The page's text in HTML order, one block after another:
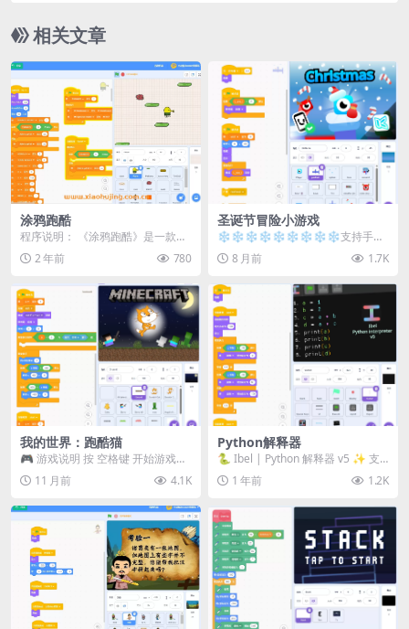
相关文章
涂鸦跑酷
程序说明： 《涂鸦跑酷》是一款使
用Scratch平台制作的小游戏。在游
戏中，玩家...
2 年前 780
圣诞节冒险小游戏
❄️❄️❄️❄️❄️❄️❄️❄️❄️支持手机
游玩 ✅ 操作方式：W / A / ...
8 月前 1.7K
我的世界：跑酷猫
🎮 游戏说明 按 空格键 开始游戏！
把握时机按下 空格键 来躲避怪物
11 月前 4.1K
Python解释器
🐍 Ibel | Python 解释器 v5 ✨ 支
持的模块 (共 2 个) 模...
1 年前 1.2K